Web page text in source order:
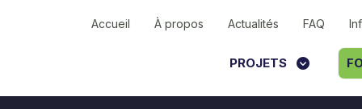
Accueil À propos Actualités FAQ
PROJETS